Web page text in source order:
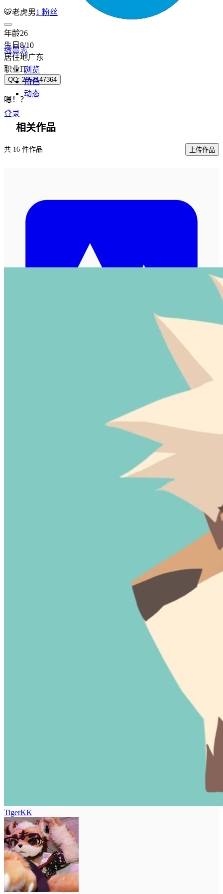
绒兽志
浏览
角色
动态
登录
🐯老虎男1 粉丝
年龄26
生日8/10
居住地广东
职业IT
QQ: 2052147364
嗯！？
相关作品
共 16 件作品 上传作品
TigerKK